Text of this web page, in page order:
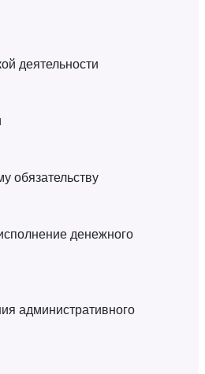
деятельности
обязательству
денежного
административного